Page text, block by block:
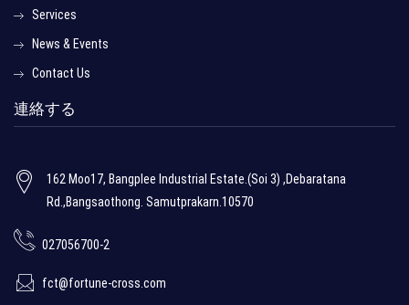
Services
News & Events
Contact Us
連絡する
162 Moo17, Bangplee Industrial Estate.(Soi 3) ,Debaratana
Rd.,Bangsaothong. Samutprakarn.10570
027056700-2
fct@fortune-cross.com